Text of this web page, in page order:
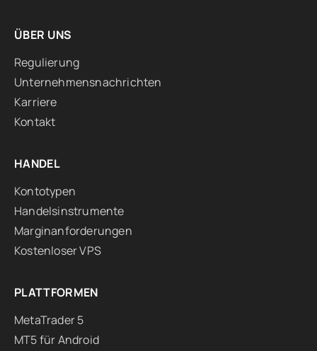
ÜBER UNS
Regulierung
Unternehmensnachrichten
Karriere
Kontakt
HANDEL
Kontotypen
Handelsinstrumente
Marginanforderungen
Kostenloser VPS
PLATTFORMEN
MetaTrader 5
MT5 für Android